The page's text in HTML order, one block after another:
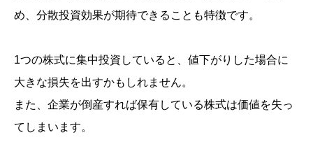
め、分散投資効果が期待できることも特徴です。
1つの株式に集中投資していると、値下がりした場合に
大きな損失を出すかもしれません。
また、企業が倒産すれば保有している株式は価値を失っ
てしまいます。